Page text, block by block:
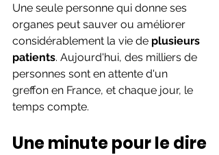
Une seule personne qui donne ses
organes peut sauver ou améliorer
considérablement la vie de plusieurs
patients. Aujourd'hui, des milliers de
personnes sont en attente d'un
greffon en France, et chaque jour, le
temps compte.
Une minute pour le dire